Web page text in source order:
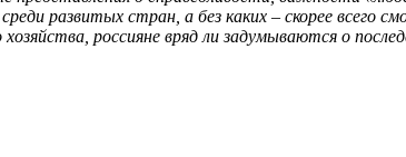
развитых стран, а без каких – скорее всего
россияне вряд ли задумываются о